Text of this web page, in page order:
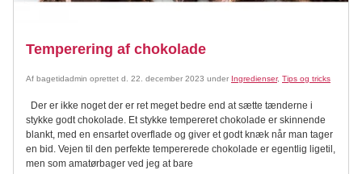
Temperering af chokolade
Af bagetidadmin oprettet d. 22. december 2023 under Ingredienser, Tips og tricks
Der er ikke noget der er ret meget bedre end at sætte tænderne i
stykke godt chokolade. Et stykke tempereret chokolade er skinnende
blankt, med en ensartet overflade og giver et godt knæk når man tager
en bid. Vejen til den perfekte tempererede chokolade er egentlig ligetil,
men som amatørbager ved jeg at bare